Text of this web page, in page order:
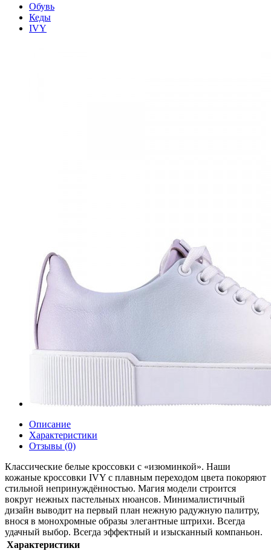
Обувь
Кеды
IVY
Описание
Характеристики
Отзывы (0)
Классические белые кроссовки с «изюминкой». Наши
кожаные кроссовки IVY с плавным переходом цвета покоряют
стильной непринуждённостью. Магия модели строится
вокруг нежных пастельных нюансов. Минималистичный
дизайн выводит на первый план нежную радужную палитру,
внося в монохромные образы элегантные штрихи. Всегда
удачный выбор. Всегда эффектный и изысканный компаньон.
Характеристики